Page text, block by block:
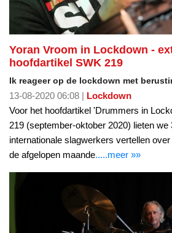
Yoran Vroom in Lockdown -
hoofdartikel SWK 219
Ik reageer op de lockdown met
13-08-2020 06:08 | Lockdown
Voor het hoofdartikel 'Drummers in
219 (september-oktober 2020) lieten we
internationale slagwerkers vertellen
de afgelopen maande.....meer »»